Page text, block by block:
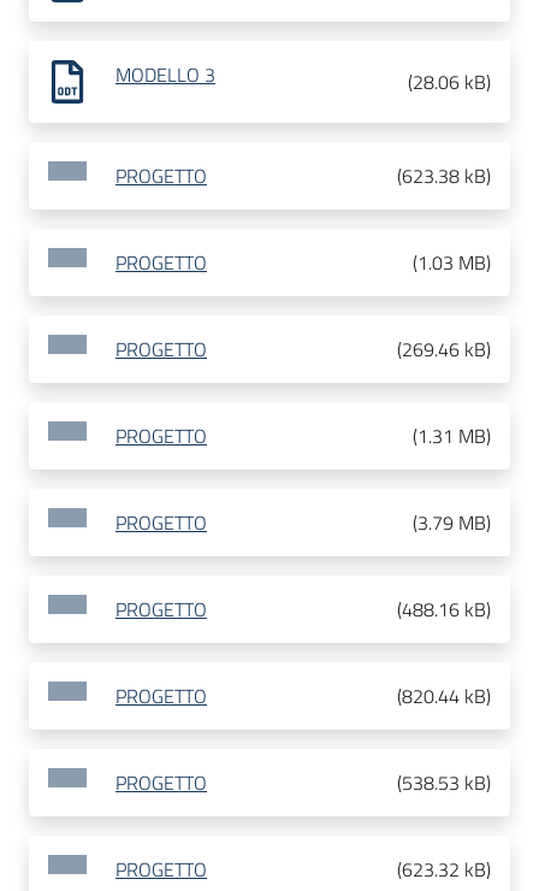
MODELLO 3 (28.06 kB)
PROGETTO (623.38 kB)
PROGETTO (1.03 MB)
PROGETTO (269.46 kB)
PROGETTO (1.31 MB)
PROGETTO (3.79 MB)
PROGETTO (488.16 kB)
PROGETTO (820.44 kB)
PROGETTO (538.53 kB)
PROGETTO (623.32 kB)